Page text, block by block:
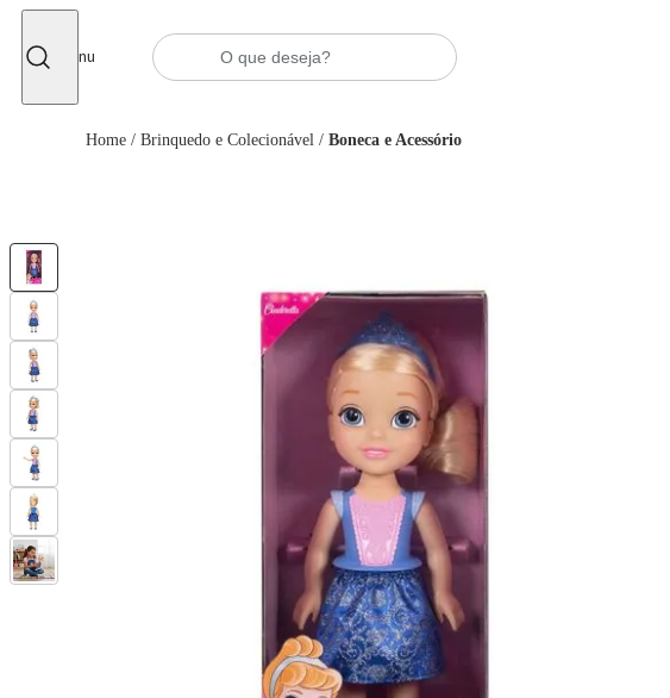
Menu
Home / Brinquedo e Colecionável / Boneca e Acessório